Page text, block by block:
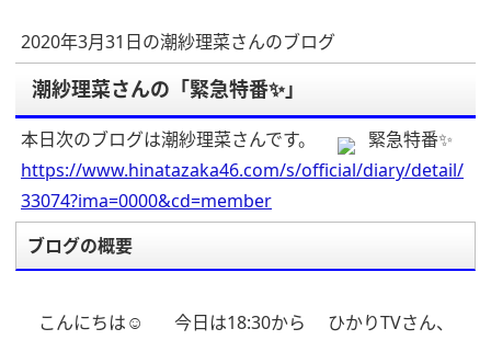
2020年3月31日の潮紗理菜さんのブログ
潮紗理菜さんの「緊急特番✨」
本日次のブログは潮紗理菜さんです。
緊急特番✨
https://www.hinatazaka46.com/s/official/diary/detail/
33074?ima=0000&cd=member
ブログの概要
こんにちは☺︎ 今日は18:30から
ひかりTVさん、